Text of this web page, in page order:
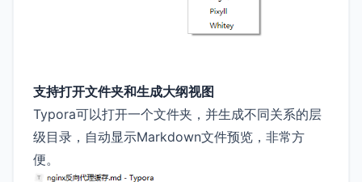
支持打开文件夹和生成大纲视图
Typora可以打开一个文件夹，并生成不同关系的层
级目录，自动显示Markdown文件预览，非常方
便。